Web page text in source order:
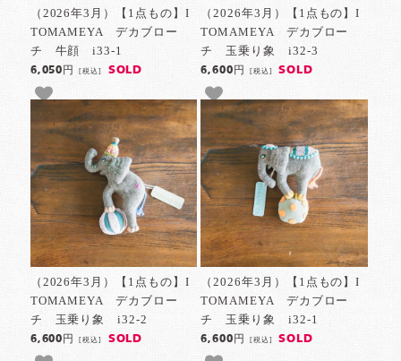
（2026年3月）【1点もの】I
TOMAMEYA デカブロー
チ 牛顔 i33-1
6,050円[税込] SOLD
（2026年3月）【1点もの】I
TOMAMEYA デカブロー
チ 玉乗り象 i32-3
6,600円 [税込] SOLD
（2026年3月）【1点もの】I
TOMAMEYA デカブロー
チ 玉乗り象 i32-2
6,600円[税込] SOLD
（2026年3月）【1点もの】I
TOMAMEYA デカブロー
チ 玉乗り象 i32-1
6,600円 [税込] SOLD